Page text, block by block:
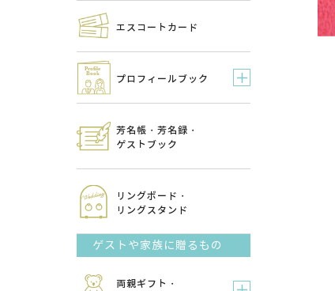
エスコートカード
プロフィールブック
芳名帳・芳名録・
ゲストブック
リングボード・
リングスタンド
ゲストや家族に贈るもの
両親ギフト・